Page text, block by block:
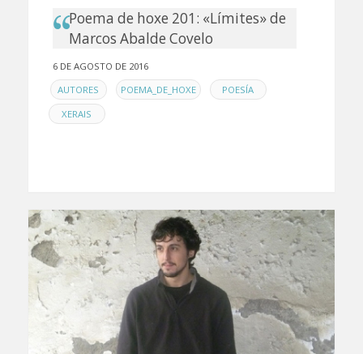
Poema de hoxe 201: «Límites» de
Marcos Abalde Covelo
6 DE AGOSTO DE 2016
ENAUTORES , POEMA_DE_HOXE , POESÍA ,
XERAIS